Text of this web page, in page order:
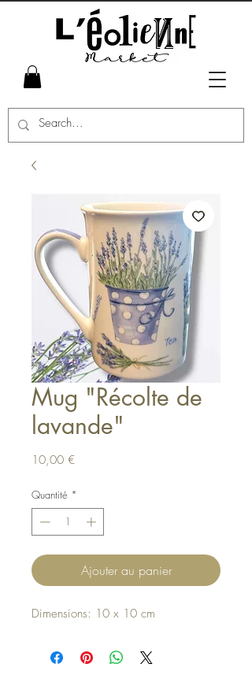
Mug "Récolte de
lavande"
10,00 €Prix
Quantité *
Ajouter au panier
Dimensions: 10 x 10 cm